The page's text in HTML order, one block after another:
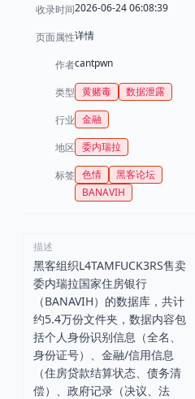
收录时间2026-06-24 06:08:39
页面属性详情
作者cantpwn
类型 黄赌毒 数据泄露
行业 金融
地区 委内瑞拉
标签 色情
黑客论坛
BANAVIH
描述
黑客组织L4TAMFUCK3RS售卖
委内瑞拉国家住房银行
（BANAVIH）的数据库，共计
约5.4万份文件夹，数据内容包
括个人身份识别信息（全名、
身份证号）、金融/信用信息
（住房贷款结算状态、债务清
偿）、政府记录（决议、法